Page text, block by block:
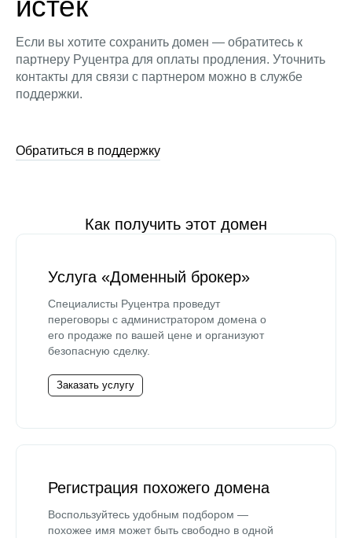
истек
Если вы хотите сохранить домен — обратитесь к
партнеру Руцентра для оплаты продления. Уточнить
контакты для связи с партнером можно в службе
поддержки.
Обратиться в поддержку
Как получить этот домен
Услуга «Доменный брокер»
Специалисты Руцентра проведут
переговоры с администратором домена о
его продаже по вашей цене и организуют
безопасную сделку.
Заказать услугу
Регистрация похожего домена
Воспользуйтесь удобным подбором —
похожее имя может быть свободно в одной